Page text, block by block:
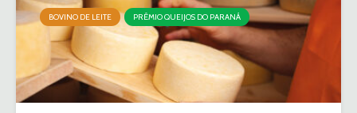
BOVINO DE LEITE PRÊMIO QUEIJOS DO PARANÁ